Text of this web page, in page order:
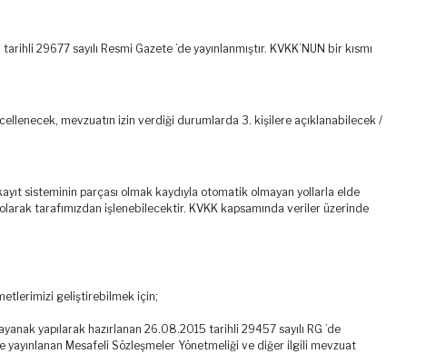
29677 sayılı Resmi Gazete ’de yayınlanmıştır. KVKK’NUN bir kısmı
mevzuatın izin verdiği durumlarda 3. kişilere açıklanabilecek /
sisteminin parçası olmak kaydıyla otomatik olmayan yollarla elde
tarafımızdan işlenebilecektir. KVKK kapsamında veriler üzerinde
geliştirebilmek için;
yapılarak hazırlanan 26.08.2015 tarihli 29457 sayılı RG ’de
yayınlanan Mesafeli Sözleşmeler Yönetmeliği ve diğer ilgili mevzuat